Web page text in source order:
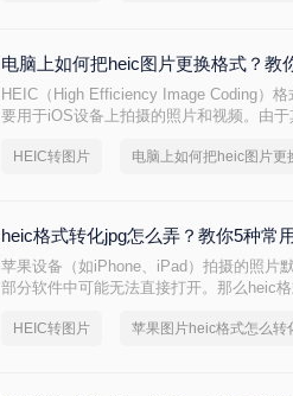
电脑上如何把heic图片更换格式？教
HEIC（High Efficiency Image Coding）
要用于iOS设备上拍摄的照片和视频。由
开或编辑HEIC图片的问题。那么电脑上
HEIC转图片
heic格式转化jpg怎么弄？教你5种常
苹果设备（如iPhone、iPad）拍摄的照片
部分软件中可能无法直接打开。那么heic
HEIC转图片